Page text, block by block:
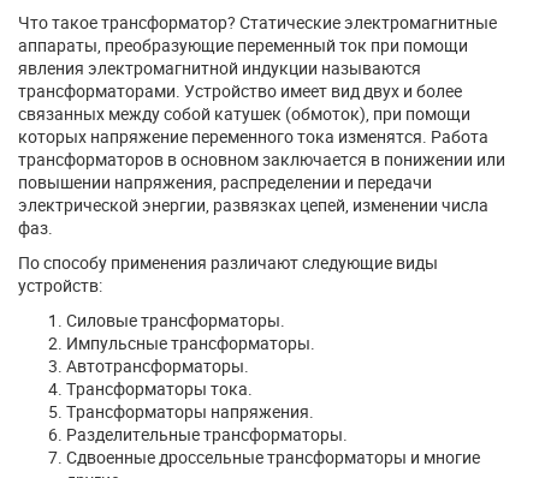
Что такое трансформатор? Статические электромагнитные
аппараты, преобразующие переменный ток при помощи
явления электромагнитной индукции называются
трансформаторами. Устройство имеет вид двух и более
связанных между собой катушек (обмоток), при помощи
которых напряжение переменного тока изменятся. Работа
трансформаторов в основном заключается в понижении или
повышении напряжения, распределении и передачи
электрической энергии, развязках цепей, изменении числа
фаз.
По способу применения различают следующие виды
устройств:
Силовые трансформаторы.
Импульсные трансформаторы.
Автотрансформаторы.
Трансформаторы тока.
Трансформаторы напряжения.
Разделительные трансформаторы.
Сдвоенные дроссельные трансформаторы и многие